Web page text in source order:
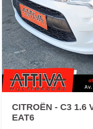
CITROËN - C3 1.6
EAT6